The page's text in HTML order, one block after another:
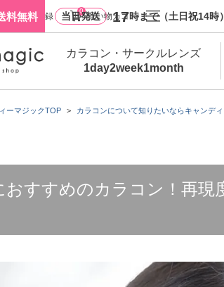
料無料 当日発送 17時まで（土日祝14時）
ーマジックTOP カラコンについて知りたいならキャンデ
おすすめのカラコン！再現
新規会員登録
0
買い物カゴ
カラコン・サークルレンズ
1day2week1month